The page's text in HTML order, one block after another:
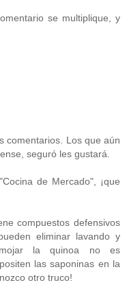
se multiplique, y
comentarios. Los que aún
seguró les gustará.
de Mercado", ¡que
compuestos defensivos
eliminar lavando y
la quinoa no es
las saponinas en la
otro truco!